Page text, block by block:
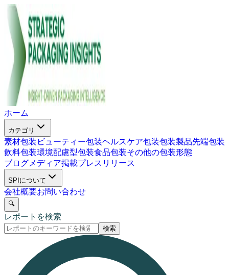
ホーム
カテゴリ
素材包装 ビューティー包装ヘルスケア包装包装製品先端包装
飲料包装環境配慮型包装食品包装その他の包装形態
ブログメディア掲載プレスリリース
SPIについて
会社概要お問い合わせ
🔍
レポートを検索
検索